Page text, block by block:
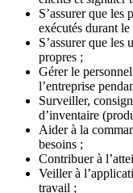
S’assurer que
exécutés durant
S’assurer que les
propres ;
Gérer le
l’entreprise
Surveiller,
d’inventaire
Aider à la
besoins ;
Contribuer à
Veiller à
travail ;